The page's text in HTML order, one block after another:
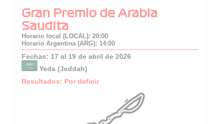
Gran Premio de Arabia
Saudita
Horario local (LOCAL): 20:00
Horario Argentina (ARG): 14:00
Fechas: 17 al 19 de abril de 2026
Yeda (Jeddah)
Resultados: Por definir